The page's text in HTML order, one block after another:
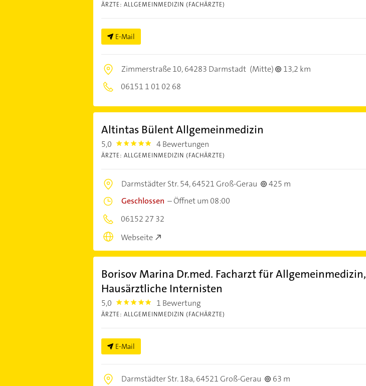
ÄRZTE: ALLGEMEINMEDIZIN (FACHÄRZTE)
E-Mail
Zimmerstraße 10,64283 Darmstadt (Mitte)
13,2 km
06151 1 01 02 68
Altintas Bülent Allgemeinmedizin
5,0 5.0 4 Bewertungen
ÄRZTE: ALLGEMEINMEDIZIN (FACHÄRZTE)
Darmstädter Str. 54,64521 Groß-Gerau
425 m
Geschlossen –Öffnet um 08:00
06152 27 32
Webseite
Borisov Marina Dr.med. Facharzt für Allgemeinmedizin,
Hausärztliche Internisten
5,0 5.0 1 Bewertung
ÄRZTE: ALLGEMEINMEDIZIN (FACHÄRZTE)
E-Mail
Darmstädter Str. 18a,64521 Groß-Gerau
63 m